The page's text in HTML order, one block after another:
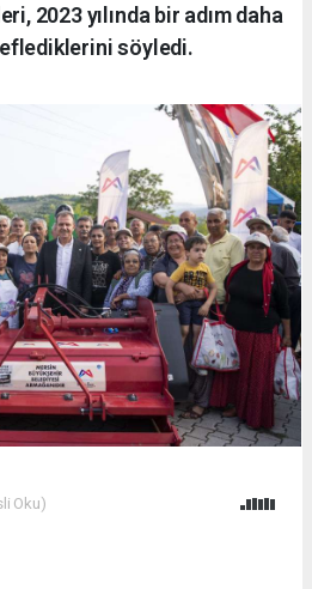
2023 yılında bir adım daha
söyledi.
Oku)